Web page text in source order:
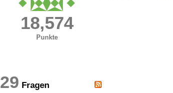
18,574
Punkte
29 Fragen